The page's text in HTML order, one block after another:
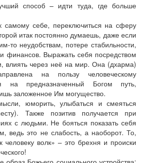
способ – идти туда, где больше
самому себе, переключиться на сферу
итак постоянно думаешь, даже если
то неудобствам, потере стабильности,
финансов. Выражать себя посредством
влиять через неё на мир. Она (дхарма)
на пользу человеческому
на предназначенный Богом путь,
заложенное Им могущество.
юморить, улыбаться и смеяться
Также позитив получается при
с людьми. Не бояться показать себя
это не слабость, а наоборот. То,
человеку волк» – это брехня и происки